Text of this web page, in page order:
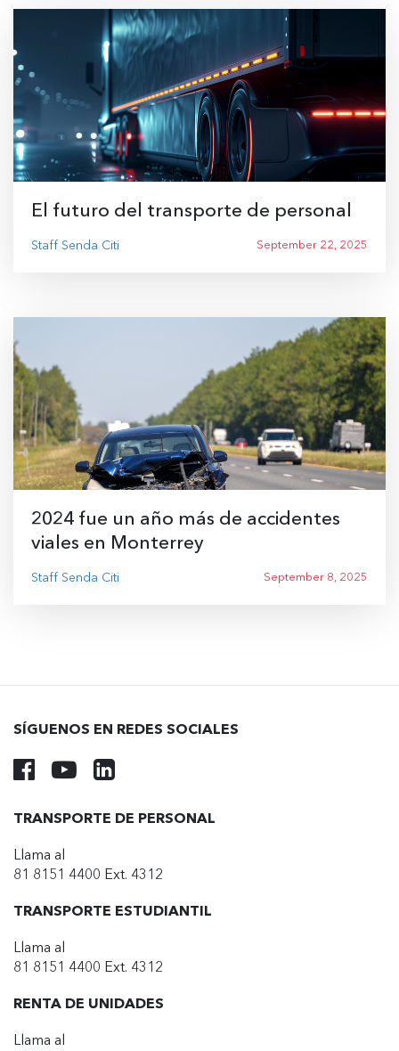
El futuro del transporte de personal
Staff Senda Citi September 22, 2025
2024 fue un año más de accidentes
viales en Monterrey
Staff Senda Citi September 8, 2025
SÍGUENOS EN REDES SOCIALES
TRANSPORTE DE PERSONAL
Llama al
81 8151 4400 Ext. 4312
TRANSPORTE ESTUDIANTIL
Llama al
81 8151 4400 Ext. 4312
RENTA DE UNIDADES
Llama al